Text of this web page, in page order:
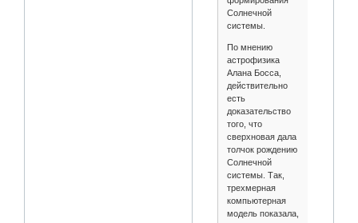
Солнечной
системы.
По мнению
астрофизика
Алана Босса,
действительно
есть
доказательство
того, что
сверхновая дала
толчок рождению
Солнечной
системы. Так,
трехмерная
компьютерная
модель показала,